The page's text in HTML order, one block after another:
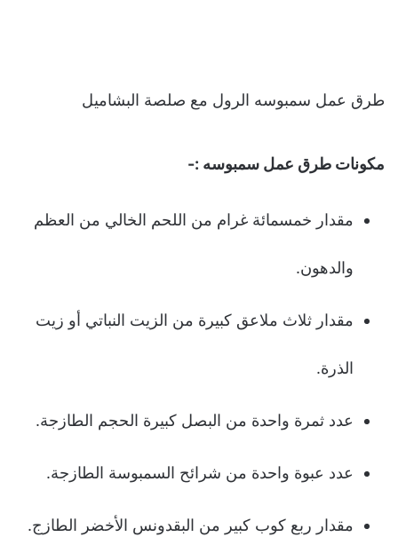
طرق عمل سمبوسه الرول مع صلصة البشاميل
مكونات طرق عمل سمبوسه :-
مقدار خمسمائة غرام من اللحم الخالي من العظم
والدهون.
مقدار ثلاث ملاعق كبيرة من الزيت النباتي أو زيت
الذرة.
عدد ثمرة واحدة من البصل كبيرة الحجم الطازجة.
عدد عبوة واحدة من شرائح السمبوسة الطازجة.
مقدار ربع كوب كبير من البقدونس الأخضر الطازج.